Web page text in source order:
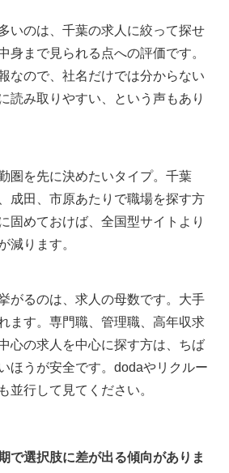
いのは、千葉の求人に絞って探せ
身まで見られる点への評価です。
なので、社名だけでは分からない
読み取りやすい、という声もあり
圏を先に決めたいタイプ。千葉
成田、市原あたりで職場を探す方
固めておけば、全国型サイトより
減ります。
がるのは、求人の母数です。大手
ます。専門職、管理職、高年収求
心の求人を中心に探す方は、ちば
ほうが安全です。dodaやリクルー
並行して見てください。
で選択肢に差が出る傾向がありま